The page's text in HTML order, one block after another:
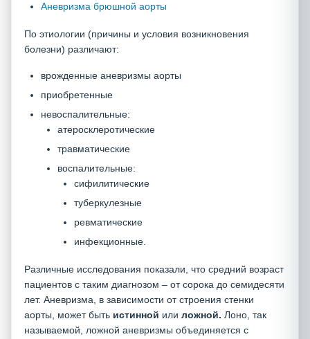
Аневризма брюшной аорты
По этиологии (причины и условия возникновения
болезни) различают:
врожденные аневризмы аорты
приобретенные
невоспалительные:
атеросклеротические
травматические
воспалительные:
сифилитические
туберкулезные
ревматические
инфекционные.
Различные исследования показали, что средний возраст
пациентов с таким диагнозом – от сорока до семидесяти
лет. Аневризма, в зависимости от строения стенки
аорты, может быть истинной или ложной. Лоно, так
называемой,
ложной аневризмы объединяется с